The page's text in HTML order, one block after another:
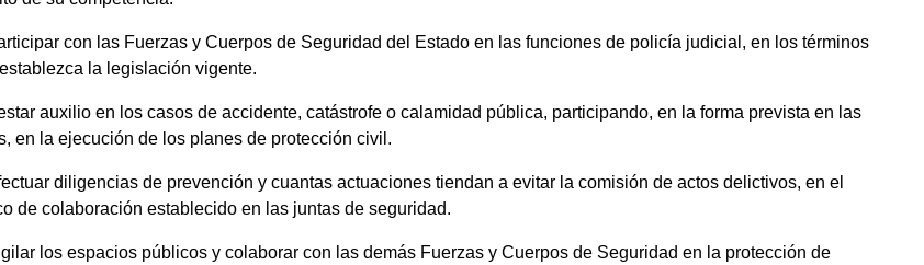
con las Fuerzas y Cuerpos de Seguridad del Estado en las funciones de policía judicial, en los términos
la legislación vigente.
auxilio en los casos de accidente, catástrofe o calamidad pública, participando, en la forma prevista en las
en la ejecución de los planes de protección civil.
diligencias de prevención y cuantas actuaciones tiendan a evitar la comisión de actos delictivos, en el
de colaboración establecido en las juntas de seguridad.
los espacios públicos y colaborar con las demás Fuerzas y Cuerpos de Seguridad en la protección de